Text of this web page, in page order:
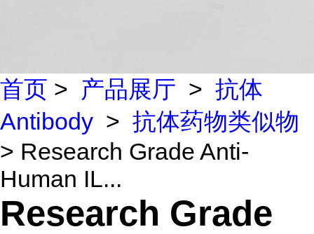
首页 > 产品展厅 > 抗体
Antibody > 抗体药物类似物
> Research Grade Anti-
Human IL...
Research Grade